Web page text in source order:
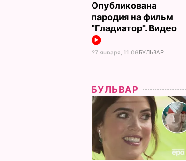
Опубликована
пародия на фильм
"Гладиатор". Видео
27 января, 11.06БУЛЬВАР
БУЛЬВАР